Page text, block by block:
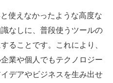
使えなかったような高度な
なしに、普段使うツールの
ることです。これにより、
業や個人でもテクノロジー
デアやビジネスを生み出せ